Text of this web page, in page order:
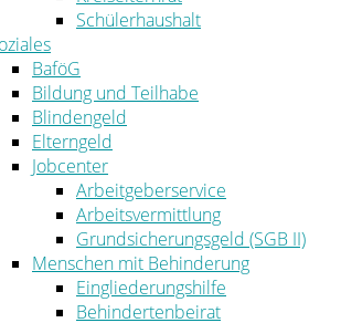
Schülerhaushalt
BaföG
Bildung und Teilhabe
Blindengeld
Elterngeld
Jobcenter
Arbeitgeberservice
Arbeitsvermittlung
Grundsicherungsgeld (SGB II)
Menschen mit Behinderung
Eingliederungshilfe
Behindertenbeirat